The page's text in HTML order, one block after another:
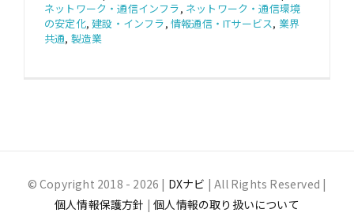
ネットワーク・通信インフラ, ネットワーク・通信環境
の安定化,建設・インフラ,情報通信・ITサービス, 業界
共通, 製造業
© Copyright 2018 - 2026 | DXナビ | All Rights Reserved |
個人情報保護方針 |個人情報の取り扱いについて